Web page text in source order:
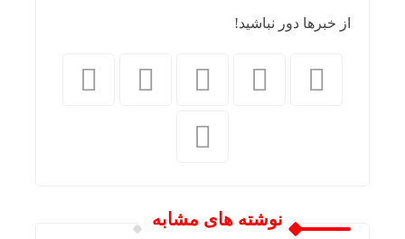
از خبرها دور نباشید!
نوشته های مشابه